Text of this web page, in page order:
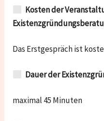
Kosten der
Das Erstgespräch ist
Dauer der
maximal 45 Minuten